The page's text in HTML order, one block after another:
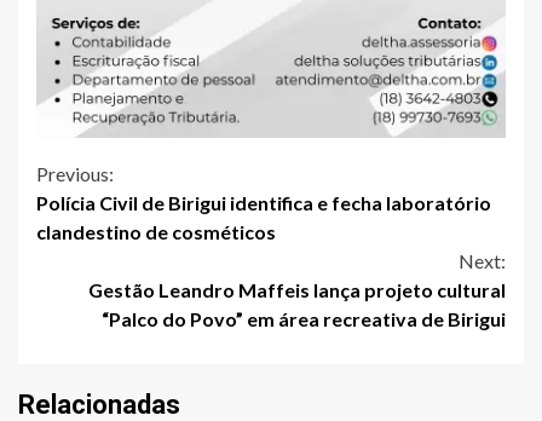
Continue
Reading
Previous:
Polícia Civil de Birigui identifica e fecha laboratório
clandestino de cosméticos
Next:
Gestão Leandro Maffeis lança projeto cultural
“Palco do Povo” em área recreativa de Birigui
Relacionadas